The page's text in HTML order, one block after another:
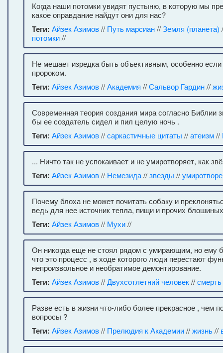
Когда наши потомки увидят пустыню, в которую мы
какое оправдание найдут они для нас?
Теги: Айзек Азимов// Путь марсиан//Земля (планета)
потомки//
Не мешает изредка быть объективным, особенно
пророком.
Теги: Айзек Азимов//Академия //Сальвор Гардин//
Современная теория создания мира согласно Библии
бы ее создатель сидел и пил целую ночь .
Теги: Айзек Азимов//саркастичные цитаты //атеизм//
... Ничто так не успокаивает и не умиротворяет, как
Теги: Айзек Азимов// Немезида//звезды //
Почему блоха не может почитать собаку и
ведь для нее источник тепла, пищи и прочих
Теги: Айзек Азимов// Мухи//
Он никогда еще не стоял рядом с умирающим, но ему
что это процесс , в ходе которого люди перестают
непроизвольное и необратимое демонтирование.
Теги: Айзек Азимов//Двухсотлетний человек//смерть
Разве есть в жизни что-либо более прекрасное , чем
вопросы ?
Теги: Айзек Азимов// Прелюдия к Академии//жизнь//